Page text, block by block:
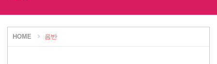
HOME 음반